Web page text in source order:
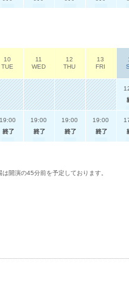
10
TUE
11
WED
12
THU
13
FRI
19:00 19:00 19:00 19:00
開演の45分前を予定しております。